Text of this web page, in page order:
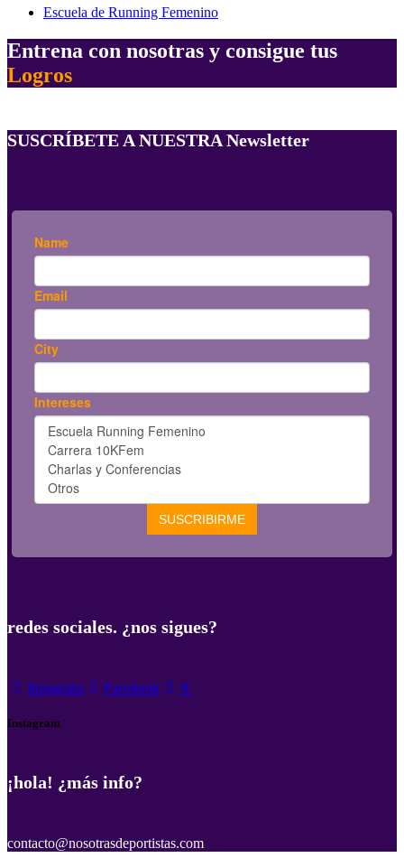
Escuela de Running Femenino
Entrena con nosotras y consigue tus
Logros
SUSCRÍBETE A NUESTRA Newsletter
redes sociales. ¿nos sigues?
Instagram Facebook X
Instagram
¡hola! ¿más info?
contacto@nosotrasdeportistas.com